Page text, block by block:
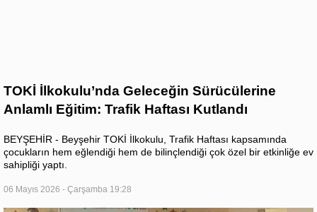
TOKİ İlkokulu’nda Geleceğin Sürücülerine
Anlamlı Eğitim: Trafik Haftası Kutlandı
BEYŞEHİR - Beyşehir TOKİ İlkokulu, Trafik Haftası kapsamında
çocukların hem eğlendiği hem de bilinçlendiği çok özel bir etkinliğe ev
sahipliği yaptı.
06 Mayıs 2026 - Çarşamba 19:28